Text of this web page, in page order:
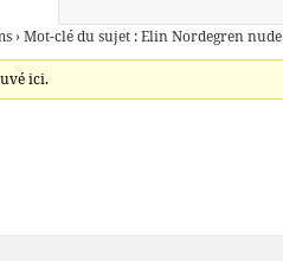
›Mot-clé du sujet : Elin Nordegren nude
ici.